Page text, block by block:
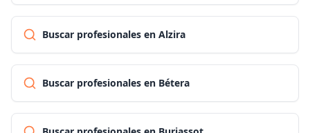
Buscar profesionales en Alzira
Buscar profesionales en Bétera